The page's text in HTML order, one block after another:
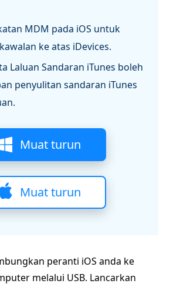
MDM pada iOS untuk
ke atas iDevices.
Laluan Sandaran iTunes boleh
penyulitan sandaran iTunes
Muat turun
Muat turun
peranti iOS anda ke
melalui USB. Lancarkan